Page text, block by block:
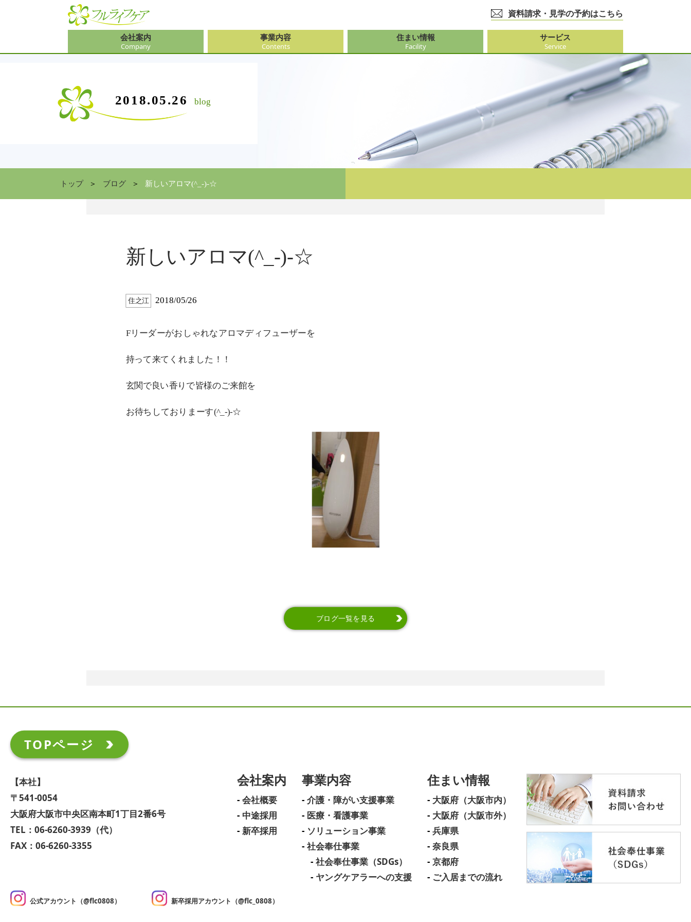
資料請求・見学の予約はこちら
会社案内
Company
会社案内
Company
事業内容
Contents
事業内容
Contents 社会奉仕事業
住まい情報
Facility
住まい情報
サービス
Service
サービス
Service レクリエーション
2018.05.26 blog
トップ ブログ 新しいアロマ(^_-)-☆
新しいアロマ(^_-)-☆
住之江 2018/05/26
Fリーダーがおしゃれなアロマディフューザーを
持って来てくれました！！
玄関で良い香りで皆様のご来館を
お待ちしておりまーす(^_-)-☆
ブログ一覧を見る
TOPページ
【本社】
〒541-0054
大阪府大阪市中央区南本町1丁目2番6号
TEL：06-6260-3939（代）
FAX：06-6260-3355
会社案内
会社概要
中途採用
新卒採用
事業内容
介護・障がい支援事業
医療・看護事業
ソリューション事業
社会奉仕事業
社会奉仕事業（SDGs）
ヤングケアラーへの支援
住まい情報
大阪府（大阪市内）
大阪府（大阪市外）
兵庫県
奈良県
京都府
ご入居までの流れ
公式アカウント（@flc0808） 新卒採用アカウント（@flc_0808）